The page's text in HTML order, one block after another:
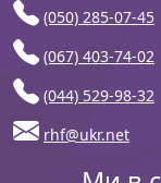
(050) 285-07-45
(067) 403-74-02
(044) 529-98-32
rhf@ukr.net